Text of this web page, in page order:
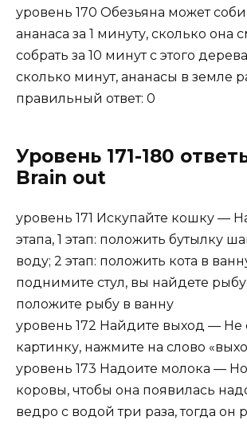
уровень 170 Обезьяна может
ананаса за 1 минуту, сколько она
собрать за 10 минут с этого
сколько минут, ананасы в земле
правильный ответ: 0
Уровень 171-180
Brain out
уровень 171 Искупайте кошку —
этапа, 1 этап: положить бутылку
воду; 2 этап: положить кота в
поднимите стул, вы найдете рыбу;
положите рыбу в ванну
уровень 172 Найдите выход — Не
картинку, нажмите на слово
уровень 173 Надоите молока — Но
коровы, чтобы она появилась
ведро с водой три раза, тогда он